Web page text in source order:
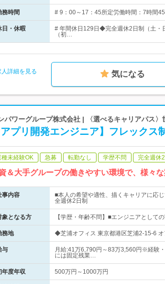
務時間 # 9：00～17：45所定労働時間：7時間
日・休暇
# 年間休日129日◆完全週休2日制（土
（初…
人詳細を見る 気になる
パワーグループ株式会社 | 〈選べるキャリアパス〉
アプリ開発エンジニア】フレック
種未経験OK 急募 転勤なし 学歴不問 完全週休
＆大手グループの働きやすい環境で、様々
事内容
■本人の希望や適性、描くキャリアに応
全週休2日制
象となる方 【学歴・年齢不問】■エンジニアとして
務地 ◆芝浦オフィス 東京都港区芝浦2-15-6
与
月給:41万6,790円～83万3,560円※経験
には固定残業…
年度年収 500万円～1000万円